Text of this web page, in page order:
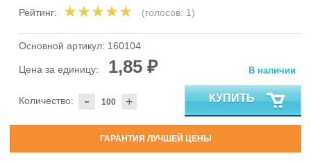
Рейтинг: (голосов: 1)
Основной артикул: 160104
Цена за единицу: 1,85 ₽
- +
Количество:
В наличии
КУПИТЬ
ГАРАНТИЯ ЛУЧШЕЙ ЦЕНЫ